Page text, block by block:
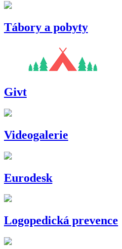
Tábory a pobyty
Givt
Videogalerie
Eurodesk
Logopedická prevence